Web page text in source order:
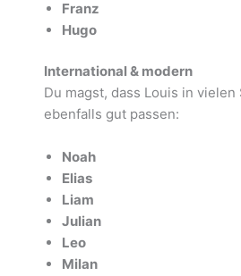
Franz
Hugo
International & modern
Du magst, dass Louis in
ebenfalls gut passen:
Noah
Elias
Liam
Julian
Leo
Milan